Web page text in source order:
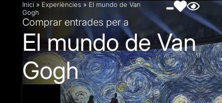
Inici » Experiències » El mundo de Van
Gogh
Comprar entrades per a
El mundo de Van
Gogh